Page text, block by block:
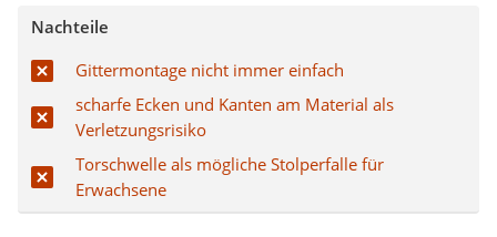
Nachteile
Gittermontage nicht immer einfach
scharfe Ecken und Kanten am Material als
Verletzungsrisiko
Torschwelle als mögliche Stolperfalle für
Erwachsene